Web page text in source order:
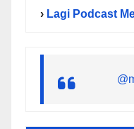
› Lagi Podcast